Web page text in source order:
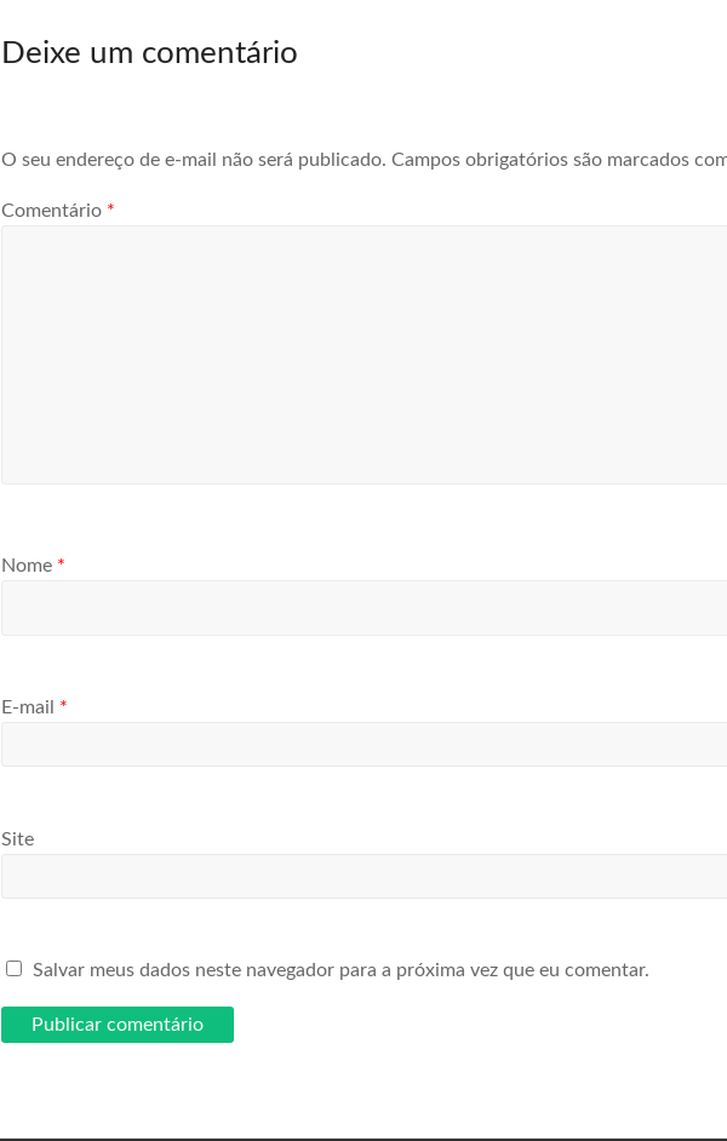
Deixe um comentário
O seu endereço de e-mail não será publicado. Campos obrigatórios são marcados
Comentário *
Nome *
E-mail *
Site
Salvar meus dados neste navegador para a próxima vez que eu comentar.